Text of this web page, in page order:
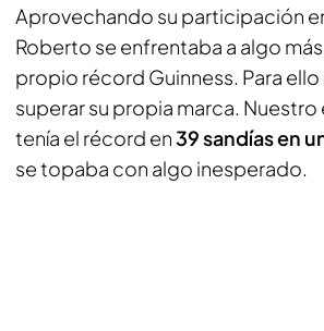
Aprovechando su participación
Roberto se enfrentaba a algo
propio récord Guinness. Para ello
superar su propia marca.
tenía el récord en39 sandías en
se topaba con algo inesperado.